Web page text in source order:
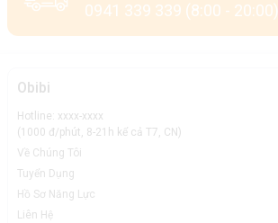
0941 339 339 (8:00 - 20:00)
Obibi
Hotline: xxxx-xxxx
(1000 đ/phút, 8-21h kể cả T7, CN)
Về Chúng Tôi
Tuyển Dụng
Hồ Sơ Năng Lực
Liên Hệ